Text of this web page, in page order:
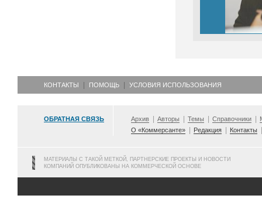
КОНТАКТЫ ПОМОЩЬ УСЛОВИЯ ИСПОЛЬЗОВАНИЯ
ОБРАТНАЯ СВЯЗЬ Архив Авторы Темы Справочники
О «Коммерсанте»
Редакция Контакты
МАТЕРИАЛЫ С ТАКОЙ МЕТКОЙ, ПАРТНЕРСКИЕ ПРОЕКТЫ И НОВОСТИ
КОМПАНИЙ ОПУБЛИКОВАНЫ НА КОММЕРЧЕСКОЙ ОСНОВЕ